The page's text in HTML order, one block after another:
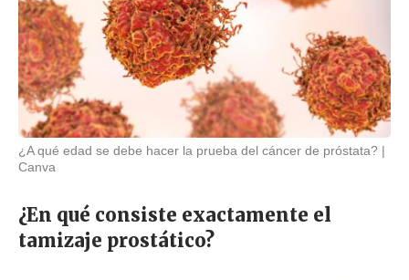
¿A qué edad se debe hacer la prueba del cáncer de próstata?
Canva
¿En qué consiste exactamente el
tamizaje prostático?